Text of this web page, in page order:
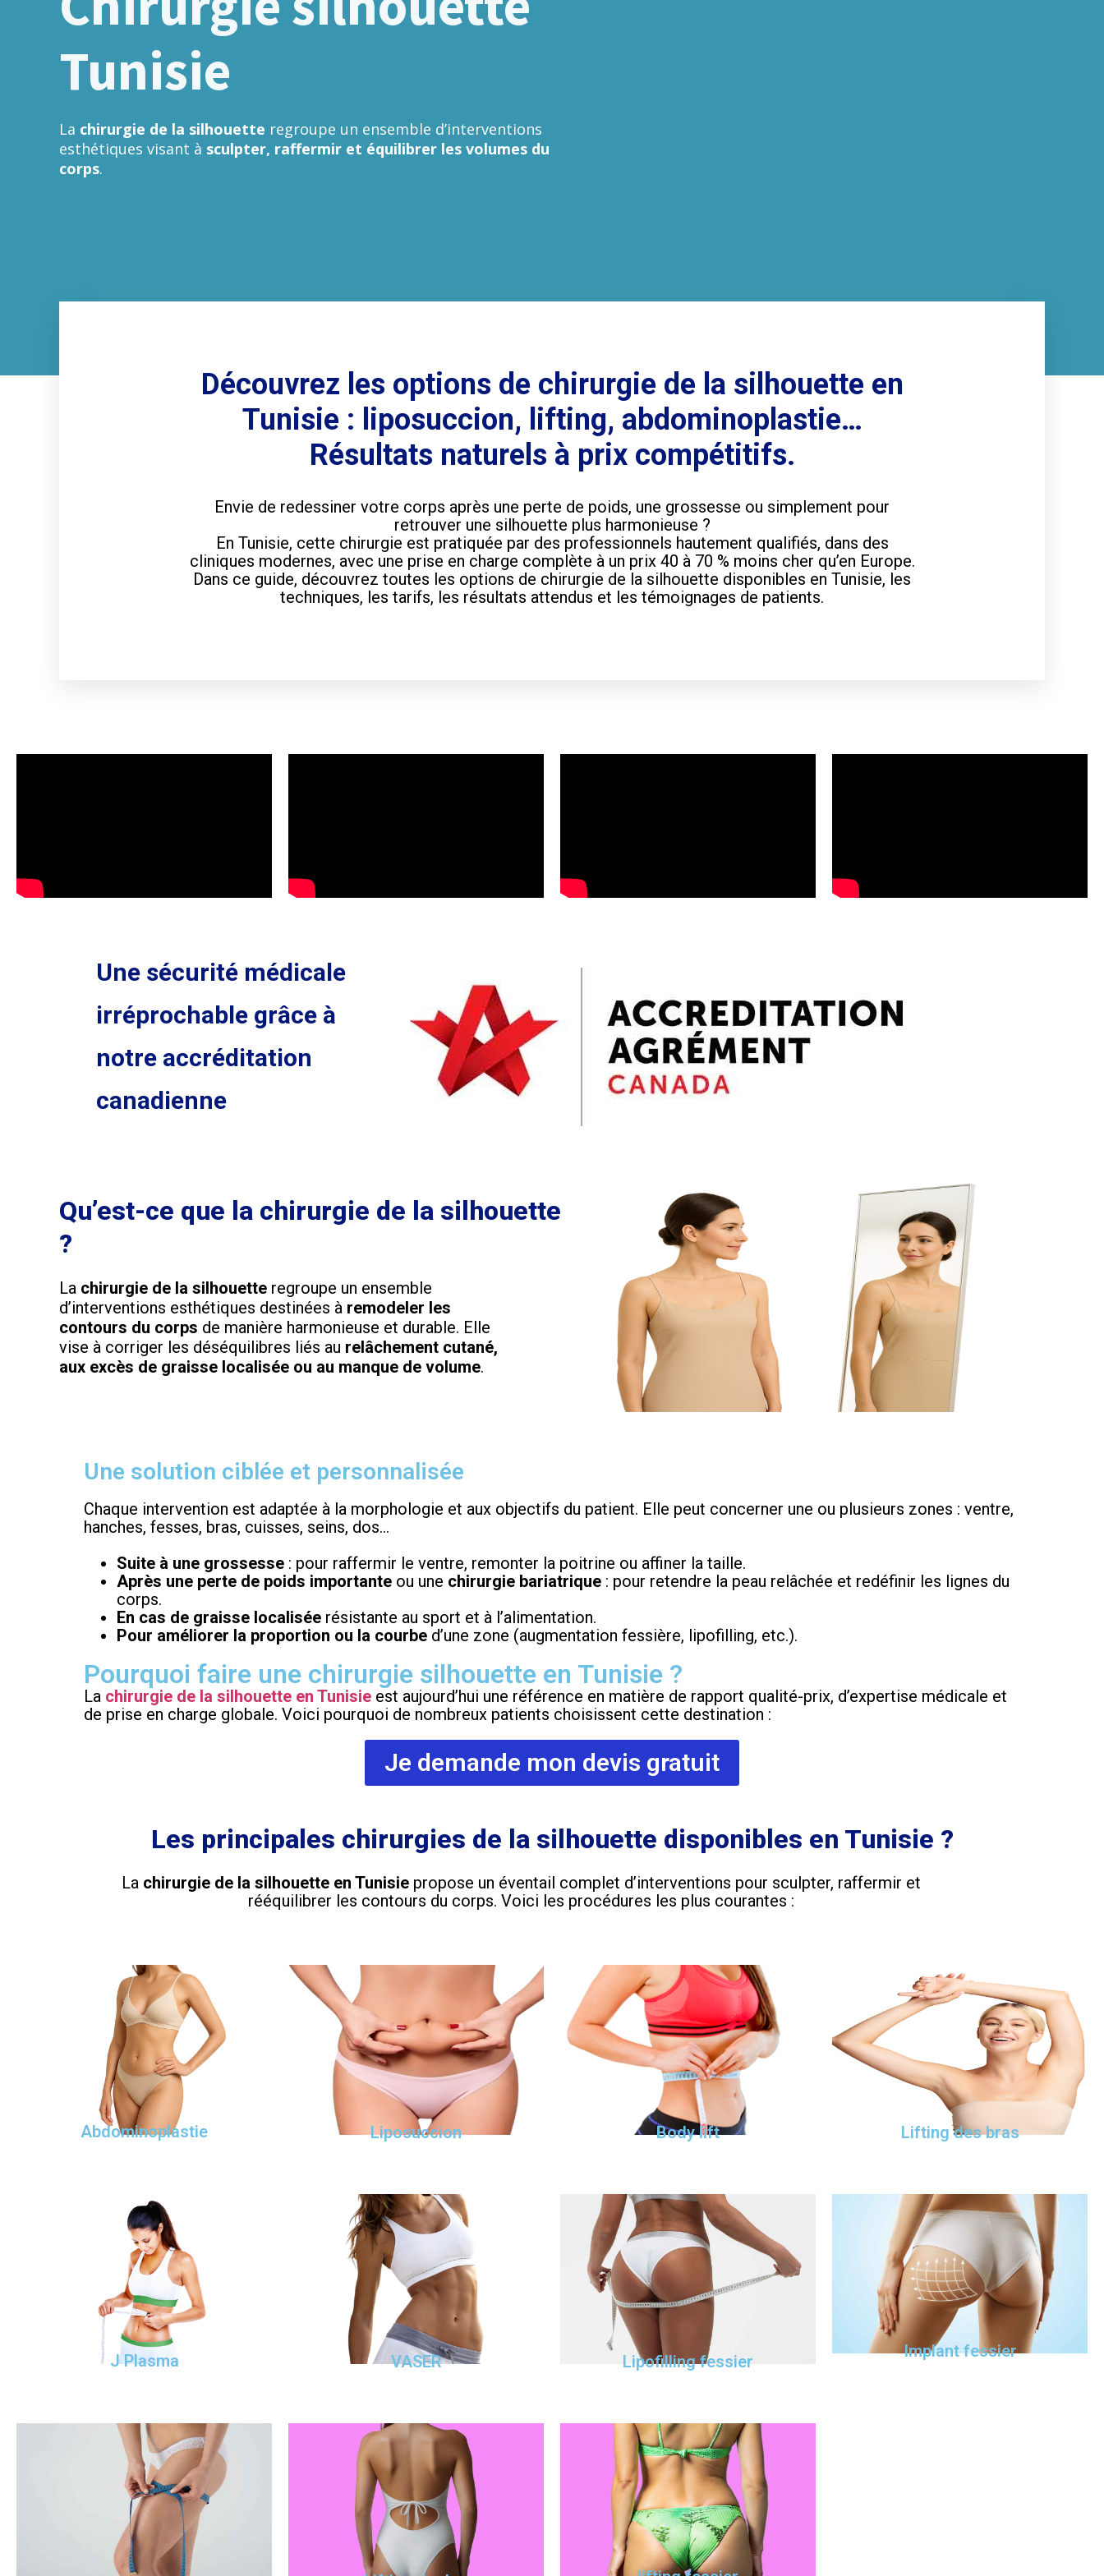
Tunisie
La chirurgie de la silhouette regroupe un ensemble d’interventions
esthétiques visant à sculpter, raffermir et équilibrer les volumes du
corps.
Découvrez les options de chirurgie de la silhouette en
Tunisie : liposuccion, lifting, abdominoplastie…
Résultats naturels à prix compétitifs.
Envie de redessiner votre corps après une perte de poids, une grossesse ou simplement pour
retrouver une silhouette plus harmonieuse ?
En Tunisie, cette chirurgie est pratiquée par des professionnels hautement qualifiés, dans des
cliniques modernes, avec une prise en charge complète à un prix 40 à 70 % moins cher qu’en Europe.
Dans ce guide, découvrez toutes les options de chirurgie de la silhouette disponibles en Tunisie, les
techniques, les tarifs, les résultats attendus et les témoignages de patients.
Une sécurité médicale
irréprochable grâce à
notre accréditation
canadienne
Qu’est-ce que la chirurgie de la silhouette
?
La chirurgie de la silhouette regroupe un ensemble
d’interventions esthétiques destinées à remodeler les
contours du corps de manière harmonieuse et durable. Elle
vise à corriger les déséquilibres liés au relâchement cutané,
aux excès de graisse localisée ou au manque de volume.
Une solution ciblée et personnalisée
Chaque intervention est adaptée à la morphologie et aux objectifs du patient. Elle peut concerner une ou plusieurs zones : ventre,
hanches, fesses, bras, cuisses, seins, dos…
Suite à une grossesse : pour raffermir le ventre, remonter la poitrine ou affiner la taille.
Après une perte de poids importante ou une chirurgie bariatrique : pour retendre la peau relâchée et redéfinir les lignes du
corps.
En cas de graisse localisée résistante au sport et à l’alimentation.
Pour améliorer la proportion ou la courbe d’une zone (augmentation fessière, lipofilling, etc.).
Pourquoi faire une chirurgie silhouette en Tunisie ?
La chirurgie de la silhouette en Tunisie est aujourd’hui une référence en matière de rapport qualité-prix, d’expertise médicale et
de prise en charge globale. Voici pourquoi de nombreux patients choisissent cette destination :
Je demande mon devis gratuit
Les principales chirurgies de la silhouette disponibles en Tunisie ?
La chirurgie de la silhouette en Tunisiepropose un éventail complet d’interventions pour sculpter, raffermir et
rééquilibrer les contours du corps. Voici les procédures les plus courantes :
Abdominoplastie Liposuccion Body lift Lifting des bras
J Plasma VASER Lipofilling fessier
Implant fessier